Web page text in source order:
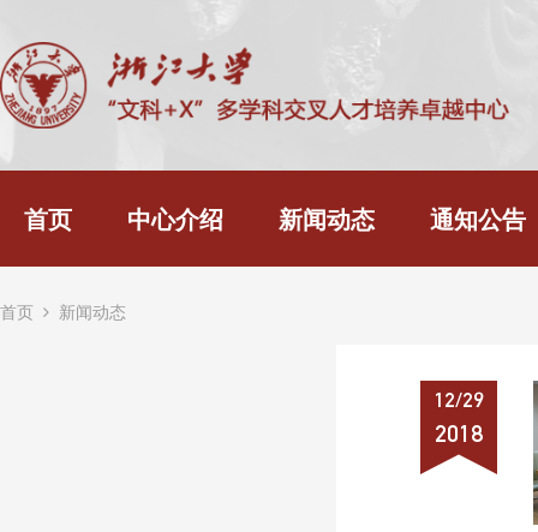
首页 中心介绍 新闻动态 通知公告
首页 新闻动态
12/29
2018